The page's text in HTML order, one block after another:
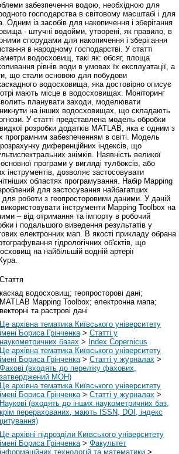
забезпечення водою, необхідною для
господарства в світовому масштабі і для
із засобів для накопичення і зберігання
- штучні водойми, утворені, як правило, в
спорудами для накопичення і зберігання
в народному господарстві. У статті
водосховищ, такі як: обсяг, площа
рівнів води в умовах їх експлуатації, а
що стали основою для побудови
водосховища, яка достовірно описує
мають місце в водосховищах. Моніторинг
планувати заходи, моделювати
на інших водосховищах, що складають
У статті представлена модель обробки
розробки додатків MATLAB, яка є одним з
програмним забезпеченням в світі. Модель
диференційних індексів, що
знімків. Наявність великої
програми у вигляді тулбоксів, або
інструментів, дозволяє застосовувати
областях програмування. Набір Mapping
для застосування найбагатших
роботи з геопросторовими даними. У даній
використовувати інструменти Mapping Toolbox на
– від отримання та імпорту в робочий
і подальшого виведення результатів у
електронних мап. В якості прикладу обрана
гідрологічних об'єктів, що
на найбільшій водній артерії
Стаття
каскад водосховищ; геопросторові дані;
MATLAB Mapping Toolbox; електронна мапа;
векторні та растрові дані
Це архівна тематика Київського університету
імені Бориса Грінченка> Статті у
наукометричних базах > Index Copernicus
Це архівна тематика Київського університету
імені Бориса Грінченка> Статті у журналах >
Фахові (входять до переліку фахових,
затверджений МОН)
Це архівна тематика Київського університету
імені Бориса Грінченка> Статті у журналах >
Наукові (входять до інших наукометричних баз,
крім перерахованих, мають ISSN, DOI, індекс
цитування)
Це архівні підрозділи Київського університету
імені Бориса Грінченка> Факультет
інформаційних технологій та математики >